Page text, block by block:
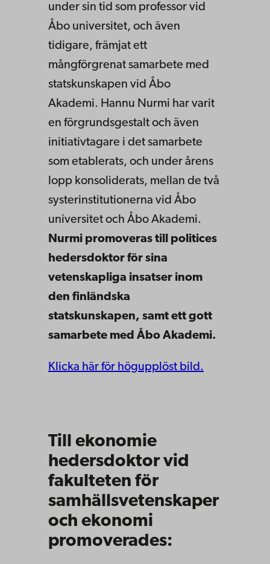
under sin tid som professor vid
Åbo universitet, och även
tidigare, främjat ett
mångförgrenat samarbete med
statskunskapen vid Åbo
Akademi. Hannu Nurmi har varit
en förgrundsgestalt och även
initiativtagare i det samarbete
som etablerats, och under årens
lopp konsoliderats, mellan de två
systerinstitutionerna vid Åbo
universitet och Åbo Akademi.
Nurmi promoveras till politices
hedersdoktor för sina
vetenskapliga insatser inom
den finländska
statskunskapen, samt ett gott
samarbete med Åbo Akademi.
Klicka här för högupplöst bild.
Till ekonomie
hedersdoktor vid
fakulteten för
samhällsvetenskaper
och ekonomi
promoverades: